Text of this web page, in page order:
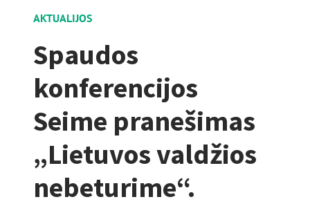
AKTUALIJOS
Spaudos
konferencijos
Seime pranešimas
„Lietuvos valdžios
nebeturime“.